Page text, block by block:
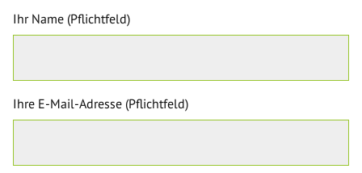
Ihr Name (Pflichtfeld)
Ihre E-Mail-Adresse (Pflichtfeld)